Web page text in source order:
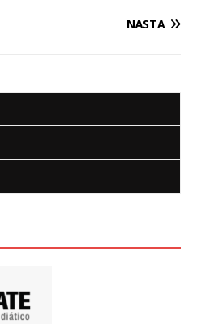
NÄSTA